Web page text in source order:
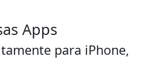
Apps
para iPhone,